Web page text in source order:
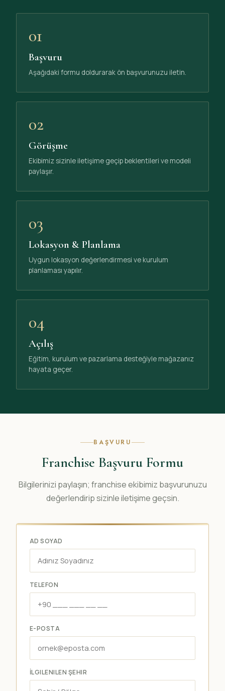
01
Başvuru
Aşağıdaki formu doldurarak ön başvurunuzu iletin.
02
Görüşme
Ekibimiz sizinle iletişime geçip beklentileri ve modeli
paylaşır.
03
Lokasyon & Planlama
Uygun lokasyon değerlendirmesi ve kurulum
planlaması yapılır.
04
Açılış
Eğitim, kurulum ve pazarlama desteğiyle mağazanız
hayata geçer.
BAŞVURU
Franchise Başvuru Formu
Bilgilerinizi paylaşın; franchise ekibimiz başvurunuzu
değerlendirip sizinle iletişime geçsin.
AD SOYAD
TELEFON
E-POSTA
İLGILENILEN ŞEHIR